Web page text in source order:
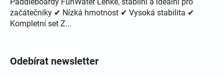
začátečníky ✔ Nízká hmotnost ✔ Vysoká stabilita ✔
Kompletní set Z...
Odebírat newsletter